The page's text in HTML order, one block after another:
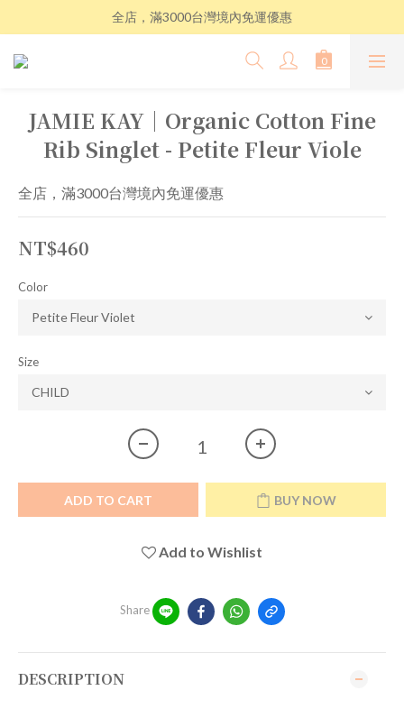
全店，滿3000台灣境內免運優惠
JAMIE KAY│Organic Cotton Fine
Rib Singlet - Petite Fleur Viole
全店，滿3000台灣境內免運優惠
NT$460
Color
Size
ADD TO CART BUY NOW
Add to Wishlist
Share
DESCRIPTION